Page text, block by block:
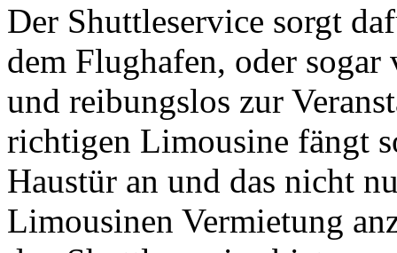
Der Shuttleservice sorgt
dem Flughafen, oder
und reibungslos zur
richtigen Limousine fängt
Haustür an und das nicht
Limousinen Vermietung